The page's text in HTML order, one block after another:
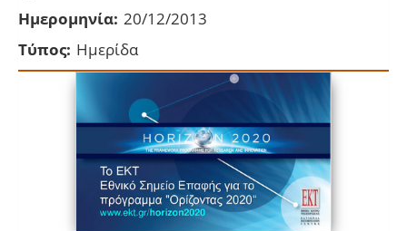
Ημερομηνία: 20/12/2013
Τύπος: Ημερίδα